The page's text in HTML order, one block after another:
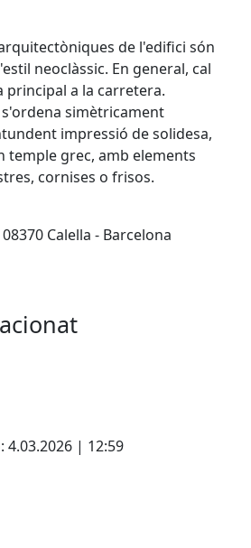
de l'edifici són
neoclàssic. En general, cal
principal a la carretera.
simètricament
impressió de solidesa,
grec, amb elements
cornises o frisos.
Calella - Barcelona
| 12:59